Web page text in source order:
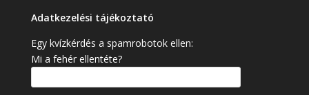
Adatkezelési tájékoztató
Egy kvízkérdés a spamrobotok ellen:
Mi a fehér ellentéte?